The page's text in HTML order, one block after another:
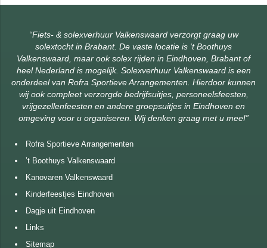
“Fiets- & solexverhuur Valkenswaard verzorgt graag uw
solextocht in Brabant. De vaste locatie is ‘t Boothuys
Valkenswaard , maar ook solex rijden in Eindhoven, Brabant of
heel Nederland is mogelijk. Solexverhuur Valkenswaard is een
onderdeel van Rofra Sportieve Arrangementen . Hierdoor kunnen
wij ook compleet verzorgde bedrijfsuitjes, personeelsfeesten,
vrijgezellenfeesten en andere groepsuitjes in Eindhoven en
omgeving voor u organiseren. Wij denken graag met u mee!”
Rofra Sportieve Arrangementen
’t Boothuys Valkenswaard
Kanovaren Valkenswaard
Kinderfeestjes Eindhoven
Dagje uit Eindhoven
Links
Sitemap